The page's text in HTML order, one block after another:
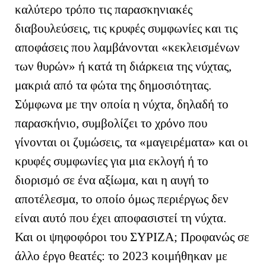
καλύτερο τρόπο τις παρασκηνιακές
διαβουλεύσεις, τις κρυφές συμφωνίες και τις
αποφάσεις που λαμβάνονται «κεκλεισμένων
των θυρών» ή κατά τη διάρκεια της νύχτας,
μακριά από τα φώτα της δημοσιότητας.
Σύμφωνα με την οποία η νύχτα, δηλαδή το
παρασκήνιο, συμβολίζει το χρόνο που
γίνονται οι ζυμώσεις, τα «μαγειρέματα» και οι
κρυφές συμφωνίες για μια εκλογή ή το
διορισμό σε ένα αξίωμα, και η αυγή το
αποτέλεσμα, το οποίο όμως περιέργως δεν
είναι αυτό που έχει αποφασιστεί τη νύχτα.
Και οι ψηφοφόροι του ΣΥΡΙΖΑ; Προφανώς σε
άλλο έργο θεατές: το 2023 κοιμήθηκαν με